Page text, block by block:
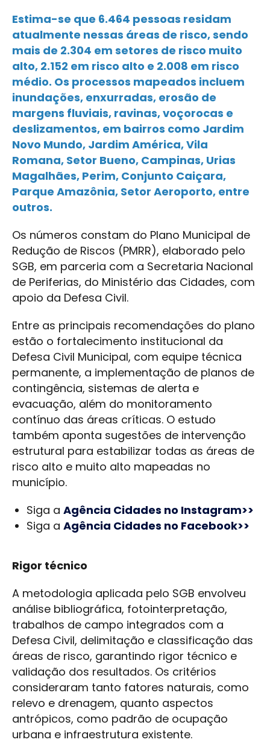
Estima-se que 6.464 pessoas residam
atualmente nessas áreas de risco, sendo
mais de 2.304 em setores de risco muito
alto, 2.152 em risco alto e 2.008 em risco
médio. Os processos mapeados incluem
inundações, enxurradas, erosão de
margens fluviais, ravinas, voçorocas e
deslizamentos, em bairros como Jardim
Novo Mundo, Jardim América, Vila
Romana, Setor Bueno, Campinas, Urias
Magalhães, Perim, Conjunto Caiçara,
Parque Amazônia, Setor Aeroporto, entre
outros.
Os números constam do Plano Municipal de
Redução de Riscos (PMRR), elaborado pelo
SGB, em parceria com a Secretaria Nacional
de Periferias, do Ministério das Cidades, com
apoio da Defesa Civil.
Entre as principais recomendações do plano
estão o fortalecimento institucional da
Defesa Civil Municipal, com equipe técnica
permanente, a implementação de planos de
contingência, sistemas de alerta e
evacuação, além do monitoramento
contínuo das áreas críticas. O estudo
também aponta sugestões de intervenção
estrutural para estabilizar todas as áreas de
risco alto e muito alto mapeadas no
município.
Siga a Agência Cidades no Instagram>>
Siga a Agência Cidades no Facebook>>
Rigor técnico
A metodologia aplicada pelo SGB envolveu
análise bibliográfica, fotointerpretação,
trabalhos de campo integrados com a
Defesa Civil, delimitação e classificação das
áreas de risco, garantindo rigor técnico e
validação dos resultados. Os critérios
consideraram tanto fatores naturais, como
relevo e drenagem, quanto aspectos
antrópicos, como padrão de ocupação
urbana e infraestrutura existente.